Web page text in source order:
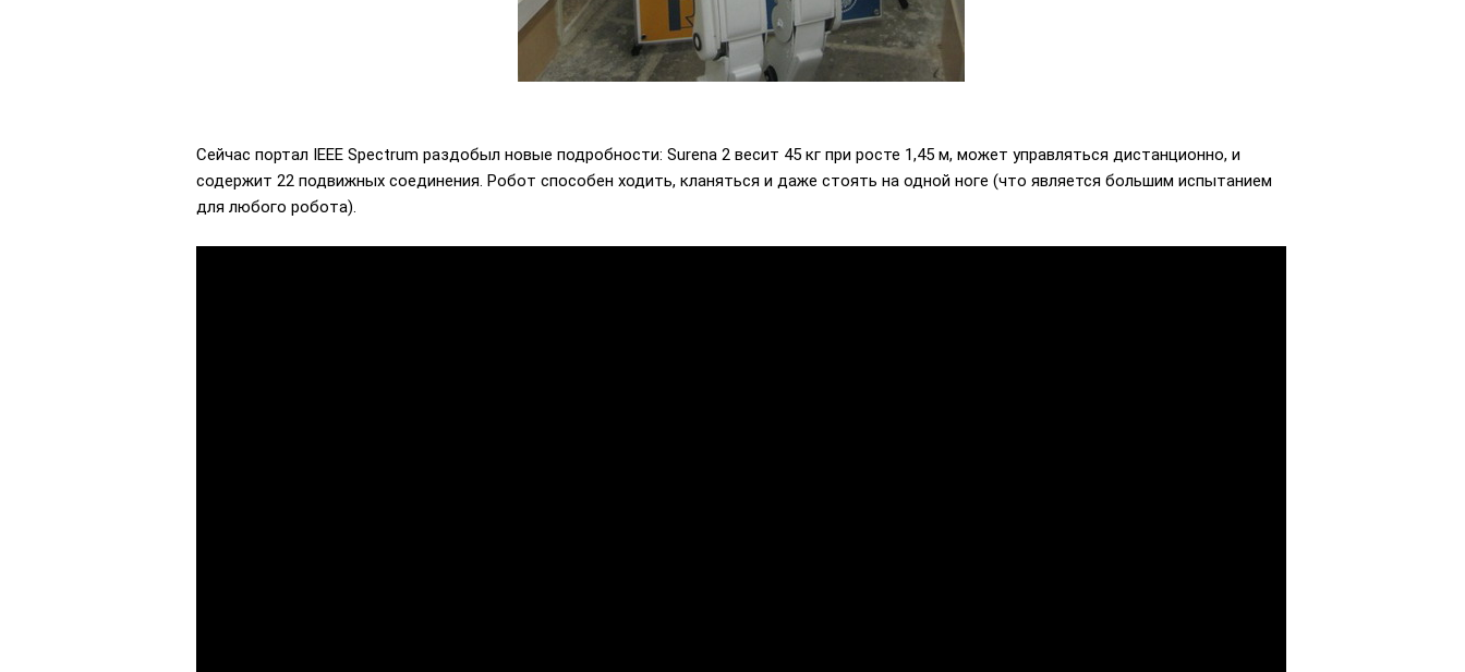
Сейчас портал IEEE Spectrum раздобыл новые подробности: Surena 2 весит 45 кг при росте 1,45 м, может управляться дистанционно, и
содержит 22 подвижных соединения. Робот способен ходить, кланяться и даже стоять на одной ноге (что является большим испытанием
для любого робота).